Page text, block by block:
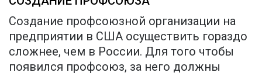
Создание профсоюзной организации на
предприятии в США осуществить гораздо
сложнее, чем в России. Для того чтобы
появился профсоюз, за него должны